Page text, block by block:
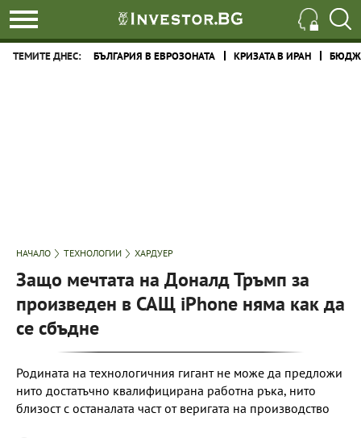
ТЕМИТЕ ДНЕС: БЪЛГАРИЯ В ЕВРОЗОНАТА КРИЗАТА В ИРАН
НАЧАЛО ТЕХНОЛОГИИ ХАРДУЕР
Защо мечтата на Доналд Тръмп за
произведен в САЩ iPhone няма как да
се сбъдне
Родината на технологичния гигант не може да предложи
нито достатъчно квалифицирана работна ръка, нито
близост с останалата част от веригата на производство